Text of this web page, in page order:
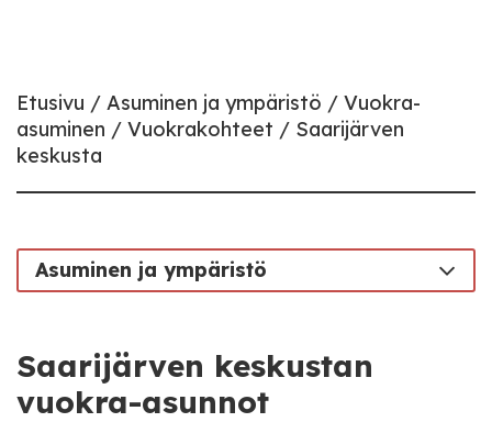
Etusivu Asuminen ja ympäristö
Vuokra-
asuminen
Vuokrakohteet
Saarijärven
keskusta
Asuminen ja ympäristö
Saarijärven keskustan
vuokra-asunnot